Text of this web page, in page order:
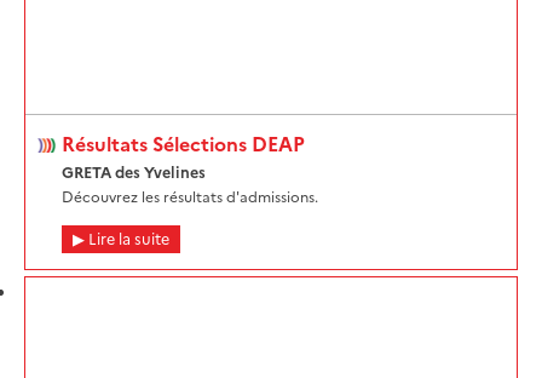
Résultats Sélections DEAP
GRETA des Yvelines
Découvrez les résultats d'admissions.
Lire la suite